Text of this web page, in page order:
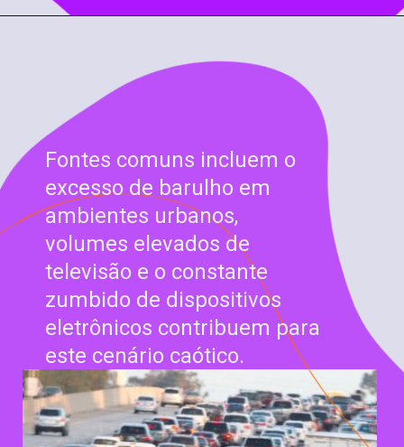
Fontes comuns incluem o
excesso de barulho em
ambientes urbanos,
volumes elevados de
televisão e o constante
zumbido de dispositivos
eletrônicos contribuem para
este cenário caótico.